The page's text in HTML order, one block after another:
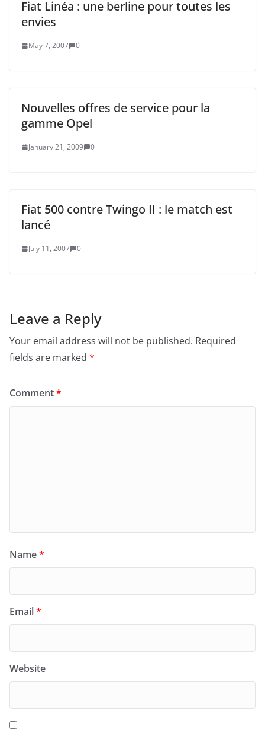
Fiat Linéa : une berline pour toutes les
envies
May 7, 2007 0
Nouvelles offres de service pour la
gamme Opel
January 21, 2009 0
Fiat 500 contre Twingo II : le match est
lancé
July 11, 2007 0
Leave a Reply
Your email address will not be published. Required
fields are marked *
Comment*
Name*
Email*
Website